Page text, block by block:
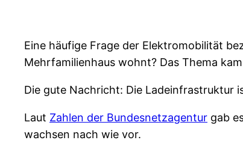
Eine häufige Frage der Elektromobilität
Mehrfamilienhaus wohnt? Das Thema
Die gute Nachricht: Die Ladeinfrastruktur
Laut Zahlen der Bundesnetzagentur gab
wachsen nach wie vor.